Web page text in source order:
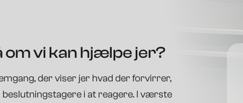
om vi kan hjælpe jer?
der viser jer hvad der forvirrer,
i at reagere. I værste